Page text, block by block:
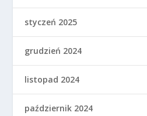
styczeń 2025
grudzień 2024
listopad 2024
październik 2024